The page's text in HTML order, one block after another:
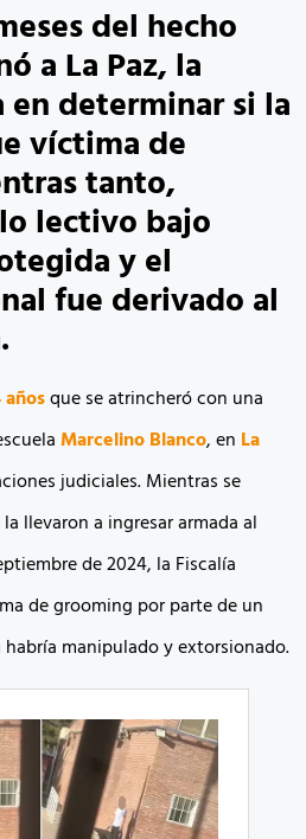
del hecho
a La Paz, la
en determinar si la
víctima de
tanto,
lectivo bajo
y el
fue derivado al
que se atrincheró con una
Marcelino Blanco, en La
judiciales. Mientras se
llevaron a ingresar armada al
de 2024, la Fiscalía
de grooming por parte de un
manipulado y extorsionado.